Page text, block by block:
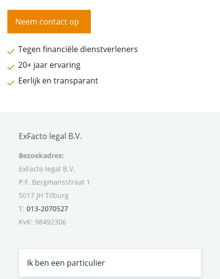
Neem contact op
Tegen financiële dienstverleners
20+ jaar ervaring
Eerlijk en transparant
ExFacto legal B.V.
Bezoekadres:
ExFacto legal B.V.
P.F. Bergmansstraat 1
5017 JH Tilburg
T: 013-2070527
KvK: 98492306
Ik ben een particulier